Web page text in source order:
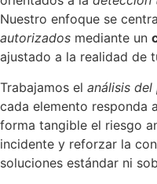
Nuestro enfoque se
autorizados mediante un
ajustado a la realidad de
Trabajamos el análisis
cada elemento responda
forma tangible el riesgo
incidente y reforzar la
soluciones estándar ni